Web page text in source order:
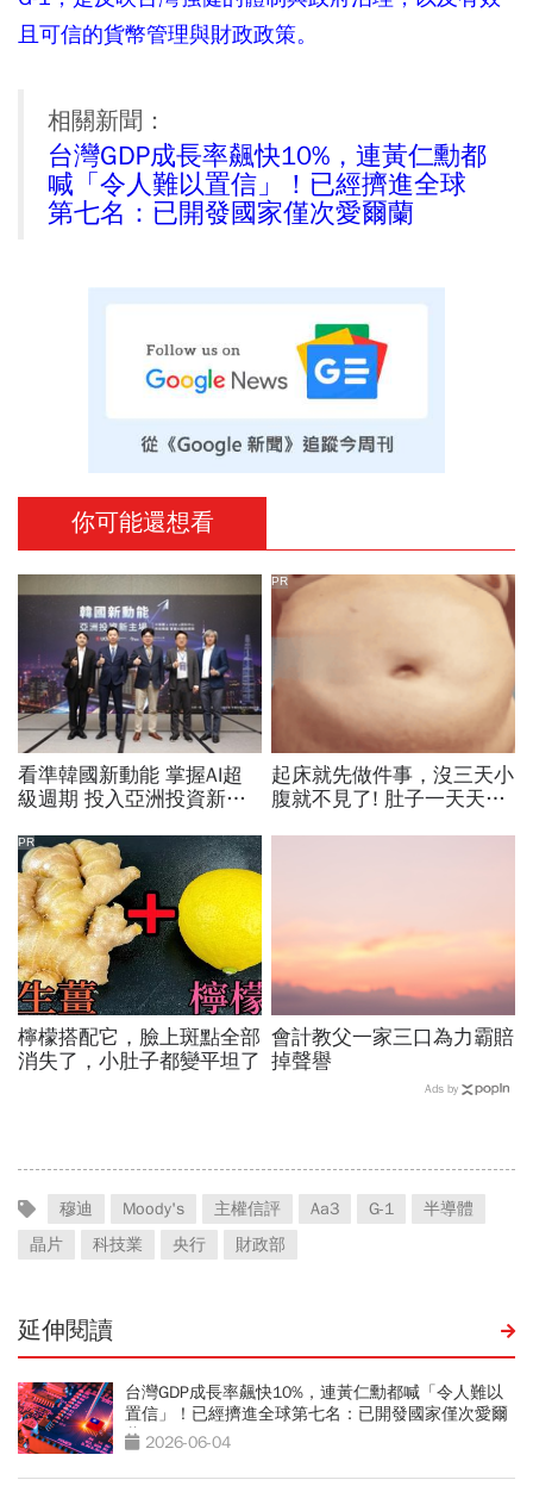
且可信的貨幣管理與財政政策。
相關新聞：
台灣GDP成長率飆快10%，連黃仁勳都
喊「令人難以置信」！已經擠進全球
第七名：已開發國家僅次愛爾蘭
你可能還想看
看準韓國新動能 掌握AI超
級週期 投入亞洲投資新主
起床就先做件事，沒三天小
腹就不見了! 肚子一天天變
PR
檸檬搭配它，臉上斑點全部
消失了，小肚子都變平坦了
PR
會計教父一家三口為力霸賠
掉聲譽
Ads by
穆迪 Moody's 主權信評 Aa3 G-1
半導體
晶片
科技業 央行 財政部
延伸閱讀
台灣GDP成長率飆快10%，連黃仁勳都喊「令人難以
置信」！已經擠進全球第七名：已開發國家僅次愛爾
蘭 2026-06-04